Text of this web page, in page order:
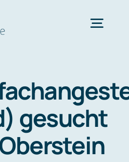
Wechsel
Ablauf
gesucht